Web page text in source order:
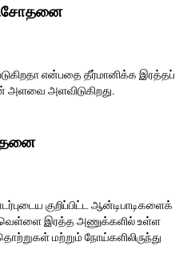
என்பதை தீர்மானிக்க இரத்தப்
அளவிடுகிறது.
குறிப்பிட்ட ஆன்டிபாடிகளைக்
வெள்ளை இரத்த அணுக்களில் உள்ள
மற்றும் நோய்களிலிருந்து